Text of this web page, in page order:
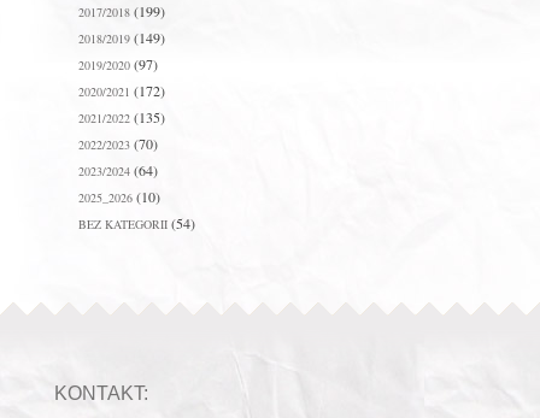
2017/2018(199)
2018/2019(149)
2019/2020(97)
2020/2021 (172)
2021/2022(135)
2022/2023(70)
2023/2024(64)
2025_2026(10)
BEZ KATEGORII(54)
KONTAKT: